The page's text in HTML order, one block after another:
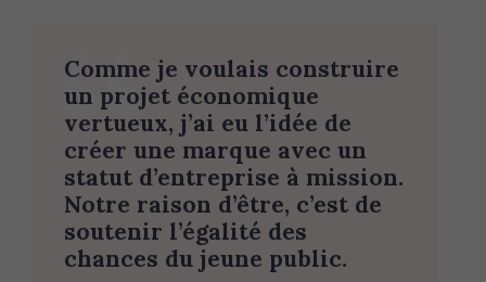
Comme je voulais construire
un projet économique
vertueux, j’ai eu l’idée de
créer une marque avec un
statut d’entreprise à mission.
Notre raison d’être, c’est de
soutenir l’égalité des
chances du jeune public.